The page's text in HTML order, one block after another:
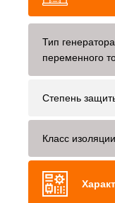
Тип генератора
переменного
Степень
Класс изоляции